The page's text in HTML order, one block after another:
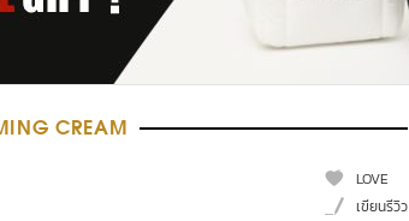
CREAM
LOVE
เขียนรีวิว